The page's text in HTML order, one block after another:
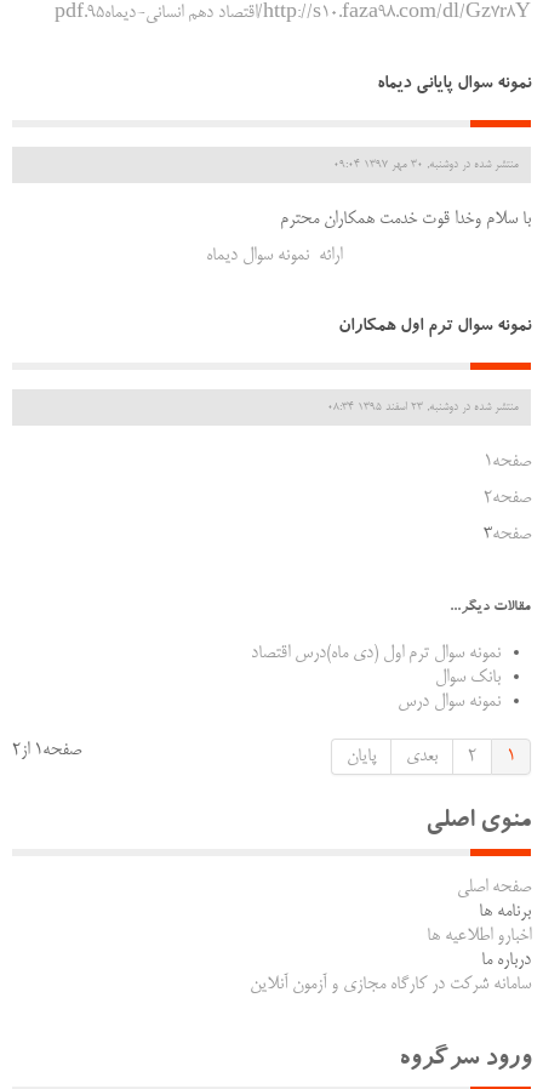
http://s10.faza98.com/dl/Gz7r8Y/اقتصاد دهم انسانی-دیماه95.pdf
نمونه سوال پایانی دیماه
منتشر شده در دوشنبه, 30 مهر 1397 09:04
با سلام وخدا قوت خدمت همکاران محترم
ارائه نمونه سوال دیماه
نمونه سوال ترم اول همکاران
منتشر شده در دوشنبه, 23 اسفند 1395 08:34
صفحه1
صفحه2
صفحه3
مقالات دیگر...
نمونه سوال ترم اول (دی ماه)درس اقتصاد
بانک سوال
نمونه سوال درس
صفحه1 از2 1
2 بعدی پایان
منوی اصلی
صفحه اصلی
برنامه ها
اخبارو اطلاعیه ها
درباره ما
سامانه شرکت در کارگاه مجازی و آزمون آنلاین
ورود سرگروه